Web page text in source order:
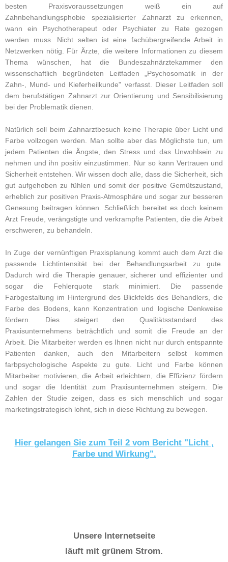
besten Praxisvoraussetzungen weiß ein auf
Zahnbehandlungsphobie spezialisierter Zahnarzt zu erkennen,
wann ein Psychotherapeut oder Psychiater zu Rate gezogen
werden muss. Nicht selten ist eine fachübergreifende Arbeit in
Netzwerken nötig. Für Ärzte, die weitere Informationen zu diesem
Thema wünschen, hat die Bundeszahnärztekammer den
wissenschaftlich begründeten Leitfaden „Psychosomatik in der
Zahn-, Mund- und Kieferheilkunde" verfasst. Dieser Leitfaden soll
dem berufstätigen Zahnarzt zur Orientierung und Sensibilisierung
bei der Problematik dienen.
Natürlich soll beim Zahnarztbesuch keine Therapie über Licht und
Farbe vollzogen werden. Man sollte aber das Möglichste tun, um
jedem Patienten die Ängste, den Stress und das Unwohlsein zu
nehmen und ihn positiv einzustimmen. Nur so kann Vertrauen und
Sicherheit entstehen. Wir wissen doch alle, dass die Sicherheit, sich
gut aufgehoben zu fühlen und somit der positive Gemütszustand,
erheblich zur positiven Praxis-Atmosphäre und sogar zur besseren
Genesung beitragen können. Schließlich bereitet es doch keinem
Arzt Freude, verängstigte und verkrampfte Patienten, die die Arbeit
erschweren, zu behandeln.
In Zuge der vernünftigen Praxisplanung kommt auch dem Arzt die
passende Lichtintensität bei der Behandlungsarbeit zu gute.
Dadurch wird die Therapie genauer, sicherer und effizienter und
sogar die Fehlerquote stark minimiert. Die passende
Farbgestaltung im Hintergrund des Blickfelds des Behandlers, die
Farbe des Bodens, kann Konzentration und logische Denkweise
fördern. Dies steigert den Qualitätsstandard des
Praxisunternehmens beträchtlich und somit die Freude an der
Arbeit. Die Mitarbeiter werden es Ihnen nicht nur durch entspannte
Patienten danken, auch den Mitarbeitern selbst kommen
farbpsychologische Aspekte zu gute. Licht und Farbe können
Mitarbeiter motivieren, die Arbeit erleichtern, die Effizienz fördern
und sogar die Identität zum Praxisunternehmen steigern. Die
Zahlen der Studie zeigen, dass es sich menschlich und sogar
marketingstrategisch lohnt, sich in diese Richtung zu bewegen.
Hier gelangen Sie zum Teil 2 vom Bericht "Licht ,
Farbe und Wirkung".
Unsere Internetseite
läuft mit grünem Strom.